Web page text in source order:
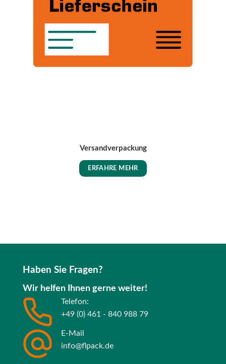
Versandverpackung
ERFAHRE MEHR
Haben Sie Fragen?
Wir helfen Ihnen gerne weiter!
Telefon:
+49 (0) 461 - 840 988 79
E-Mail
info@flpack.de